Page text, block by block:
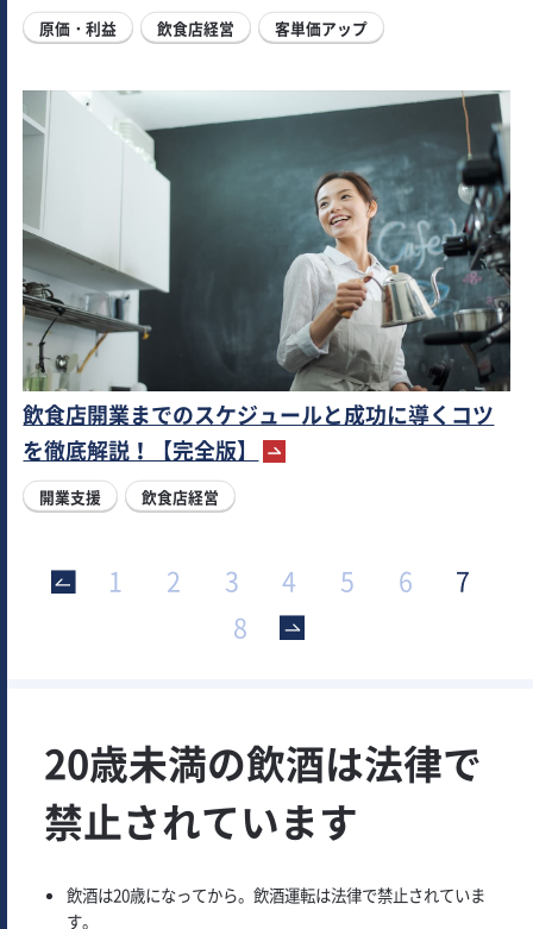
原価・利益 飲食店経営 客単価アップ
飲食店開業までのスケジュールと成功に導くコツ
を徹底解説！【完全版】
開業支援 飲食店経営
1 2 3 4 5 6
7
8
20歳未満の飲酒は法律で
禁止されています
飲酒は20歳になってから。飲酒運転は法律で禁止されていま
す。